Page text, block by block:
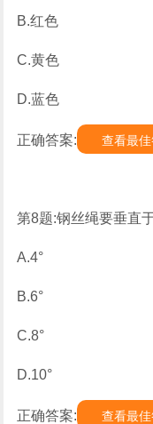
B.红色
C.黄色
D.蓝色
正确答案: 查看最
第8题:钢丝绳要垂直
A.4°
B.6°
C.8°
D.10°
正确答案: 查看最